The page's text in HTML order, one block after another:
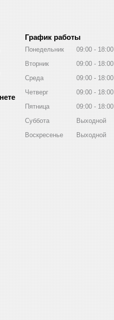
График работы
Понедельник 09:00
18:00
Вторник
09:00
18:00
Среда
09:00
18:00
Четверг
09:00
18:00
Пятница
09:00
18:00
Суббота
Выходной
Воскресенье
Выходной